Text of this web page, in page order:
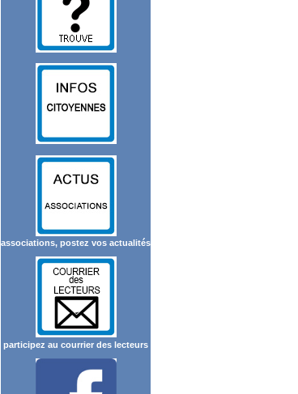
associations, postez vos actualités
participez au courrier des lecteurs